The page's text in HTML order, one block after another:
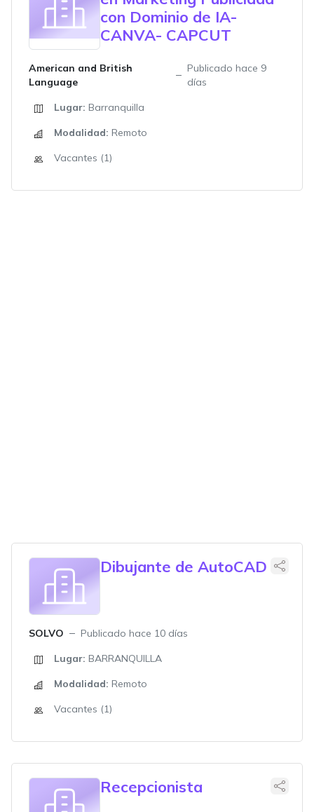
con Dominio de IA-
CANVA- CAPCUT
American and British
Language
Publicado hace 9
días
Lugar: Barranquilla
Modalidad: Remoto
Vacantes (1)
Dibujante de AutoCAD
SOLVO
Publicado hace 10 días
Lugar: BARRANQUILLA
Modalidad: Remoto
Vacantes (1)
Recepcionista